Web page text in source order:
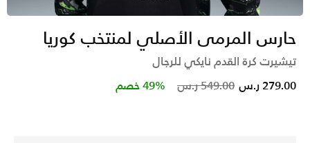
حارس المرمى الأصلي لمنتخب كوريا
تيشيرت كرة القدم نايكي للرجال
Price reduced from
549.00 ر.س to 279.00 ر.س 49% خصم